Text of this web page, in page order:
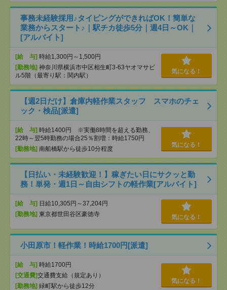
事務未経験採用♪タイピングができればOK！簡単な
業務からスタート♪｜駅チカ徒歩5分｜週4日～OK｜
[アルバイト]
[給 与] 時給1,300円～1,500円
[勤務地] 神奈川県横浜市中区相生町3-63ヤオマサビ
ル5階（最寄り駅：関内駅）
気になる！
【週2日だけ】倉庫内軽作業スタッフ スマホのチェ
ック・検品[派遣]
[給 与] 時給1400円 ※実働8時間を超える勤務、
22時～翌5時勤務の場合25％割増：時給1750円
[勤務地] 南船橋駅から徒歩10分程度
気になる！
【日払い・未経験歓迎！】稼ぎたい日にサクッと勤
務！単発・週1日～自由シフトの軽作業[アルバイト]
[給 与] 日給10,305円～37,204円
[勤務地] 東京都世田谷区豪徳寺 気になる！
小田原市！軽作業！時給1700円[派遣]
[給 与] 時給1700円
[交通費]交通費支給（規定あり）
[勤務地] 緑町駅から徒歩12分
気になる！